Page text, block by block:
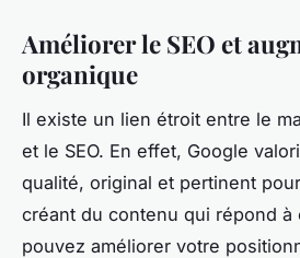
Améliorer le SEO et
organique
Il existe un lien étroit entre le
et le SEO. En effet, Google
qualité, original et pertinent
créant du contenu qui répond à
pouvez améliorer votre